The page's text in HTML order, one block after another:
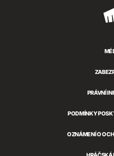
Riot
PRÁVNÍ
PODMÍNKY
OZNÁMENÍ O